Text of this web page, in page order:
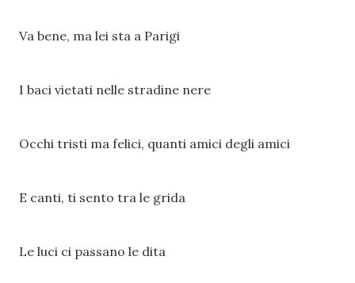
Va bene, ma lei sta a Parigi
I baci vietati nelle stradine nere
Occhi tristi ma felici, quanti amici degli amici
E canti, ti sento tra le grida
Le luci ci passano le dita